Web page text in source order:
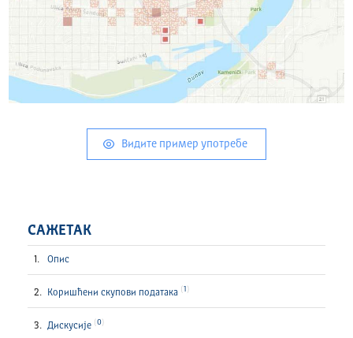
Видите пример употребе
САЖЕТАК
Опис
Коришћени скупови података 1
Дискусије 0